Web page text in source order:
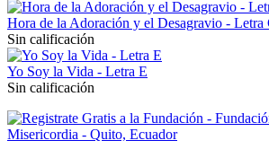
Hora de la Adoración y el Desagravio - Letra
Sin calificación
Yo Soy la Vida - Letra E
Sin calificación